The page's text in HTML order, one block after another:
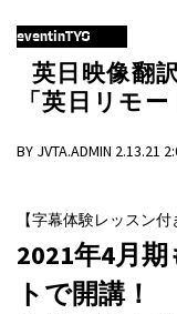
eventinTYO
英日映像翻
「英日リモ
BY JVTA.ADMIN 2.13.21
【字幕体験レッスン
2021年4月
トで開講！